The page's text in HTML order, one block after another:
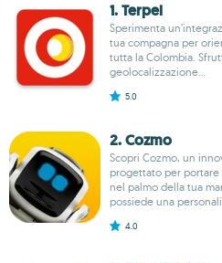
1. Terpel
Sperimenta
tua compagna per
tutta la Colombia.
geolocalizzazione...
5.0
2. Cozmo
Scopri Cozmo, un
progettato per
nel palmo della tua
possiede una
4.0